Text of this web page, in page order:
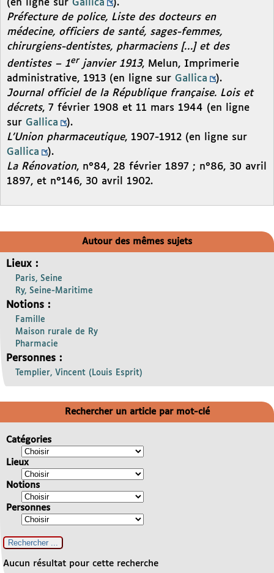
(en ligne sur Gallica
).
Préfecture de police, Liste des docteurs en
médecine, officiers de santé, sages-femmes,
chirurgiens-dentistes, pharmaciens […] et des
dentistes – 1er janvier 1913, Melun, Imprimerie
administrative, 1913 (en ligne sur Gallica
).
Journal officiel de la République française. Lois et
décrets, 7 février 1908 et 11 mars 1944 (en ligne
sur Gallica
).
L’Union pharmaceutique, 1907-1912 (en ligne sur
Gallica
).
La Rénovation, n°84, 28 février 1897 ; n°86, 30 avril
1897, et n°146, 30 avril 1902.
Autour des mêmes sujets
Lieux :
Paris, Seine
Ry, Seine-Maritime
Notions :
Famille
Maison rurale de Ry
Pharmacie
Personnes :
Templier, Vincent (Louis Esprit)
Rechercher un article par mot-clé
Catégories
Lieux
Notions
Personnes
Aucun résultat pour cette recherche